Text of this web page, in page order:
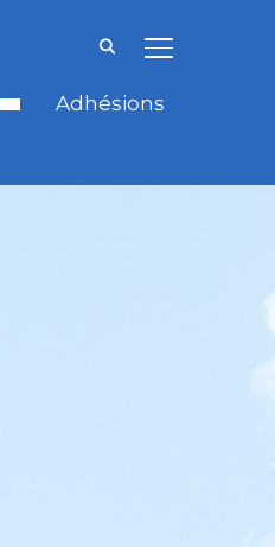
BASCULER
Adhésions